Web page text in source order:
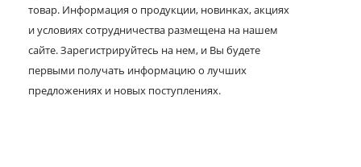
товар. Информация о продукции, новинках, акциях
и условиях сотрудничества размещена на нашем
сайте. Зарегистрируйтесь на нем, и Вы будете
первыми получать информацию о лучших
предложениях и новых поступлениях.